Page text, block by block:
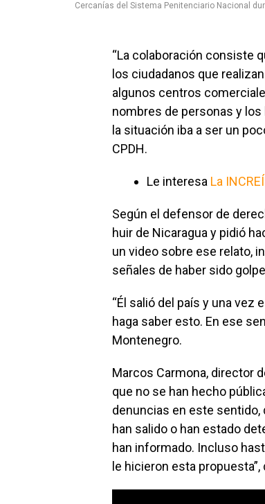
Cercanías del Sistema Penitenciario Nacional
“La colaboración consiste
los ciudadanos que
algunos centros
nombres de personas y
la situación iba a ser un
CPDH.
Le interesa La
Según el defensor de
huir de Nicaragua y pidió
un video sobre ese relato,
señales de haber sido
“Él salió del país y una vez
haga saber esto. En ese
Montenegro.
Marcos Carmona, director
que no se han hecho
denuncias en este
han salido o han estado
han informado. Incluso
le hicieron esta propuesta”,